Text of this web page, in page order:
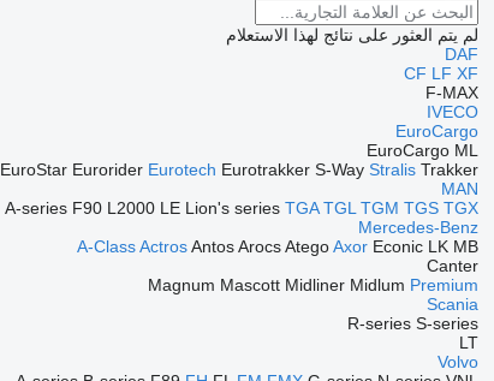
لم يتم العثور على نتائج لهذا الاستعلام
DAF
CF LF XF
F-MAX
IVECO
EuroCargo
EuroCargo ML
EuroStar Eurorider Eurotech Eurotrakker S-Way Stralis Trakker
MAN
A-series F90 L2000 LE Lion's series TGA TGL TGM TGS TGX
Mercedes-Benz
A-Class Actros Antos Arocs Atego Axor Econic LK MB
Canter
Magnum Mascott Midliner Midlum Premium
Scania
R-series S-series
LT
Volvo